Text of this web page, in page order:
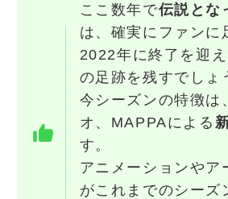
ここ数年で伝説とな
は、確実にファンに
2022年に終了を迎
の足跡を残すでしょ
今シーズンの特徴は
オ、MAPPAによる
す。
アニメーションやア
がこれまでのシーズ